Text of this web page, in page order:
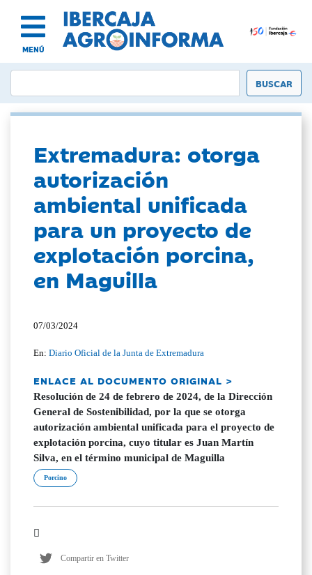
MENÚ
Extremadura: otorga
autorización
ambiental unificada
para un proyecto de
explotación porcina,
en Maguilla
07/03/2024
En:Diario Oficial de la Junta de Extremadura
ENLACE AL DOCUMENTO ORIGINAL >
Resolución de 24 de febrero de 2024, de la Dirección
General de Sostenibilidad, por la que se otorga
autorización ambiental unificada para el proyecto de
explotación porcina, cuyo titular es Juan Martín
Silva, en el término municipal de Maguilla
Porcino
Compartir en Twitter